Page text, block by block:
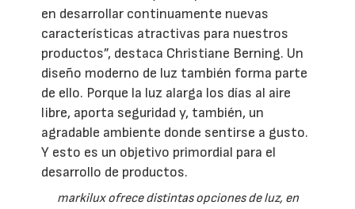
en desarrollar continuamente nuevas
características atractivas para nuestros
productos”, destaca Christiane Berning. Un
diseño moderno de luz también forma parte
de ello. Porque la luz alarga los días al aire
libre, aporta seguridad y, también, un
agradable ambiente donde sentirse a gusto.
Y esto es un objetivo primordial para el
desarrollo de productos.
markilux ofrece distintas opciones de luz, en